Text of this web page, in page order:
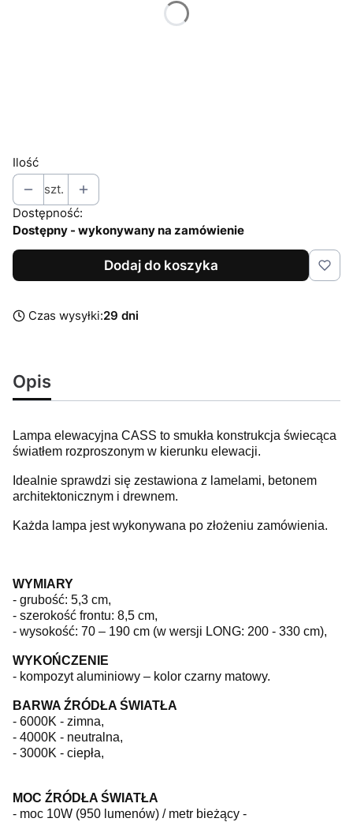
Ilość
szt.
Dostępność:
Dostępny - wykonywany na zamówienie
Dodaj do koszyka
Czas wysyłki:29 dni
Opis
Lampa elewacyjna CASS to smukła konstrukcja świecąca
światłem rozproszonym w kierunku elewacji.
Idealnie sprawdzi się zestawiona z lamelami, betonem
architektonicznym i drewnem.
Każda lampa jest wykonywana po złożeniu zamówienia.
WYMIARY
- grubość: 5,3 cm,
- szerokość frontu: 8,5 cm,
- wysokość: 70 – 190 cm (w wersji LONG: 200 - 330 cm),
WYKOŃCZENIE
- kompozyt aluminiowy – kolor czarny matowy.
BARWA ŹRÓDŁA ŚWIATŁA
- 6000K - zimna,
- 4000K - neutralna,
- 3000K - ciepła,
MOC ŹRÓDŁA ŚWIATŁA
- moc 10W (950 lumenów) / metr bieżący -